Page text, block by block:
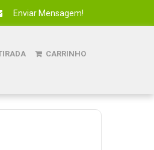
Enviar Mensagem!
CARRINHO